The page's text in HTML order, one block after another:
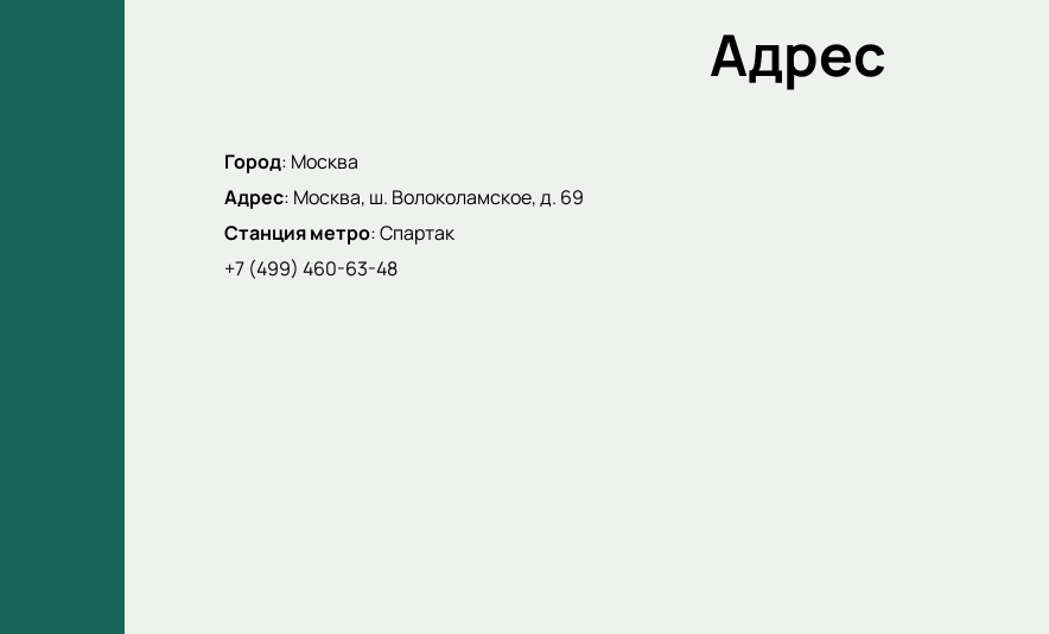
Адрес
Город: Москва
Адрес: Москва, ш. Волоколамское, д. 69
Станция метро:Спартак
+7 (499) 460-63-48